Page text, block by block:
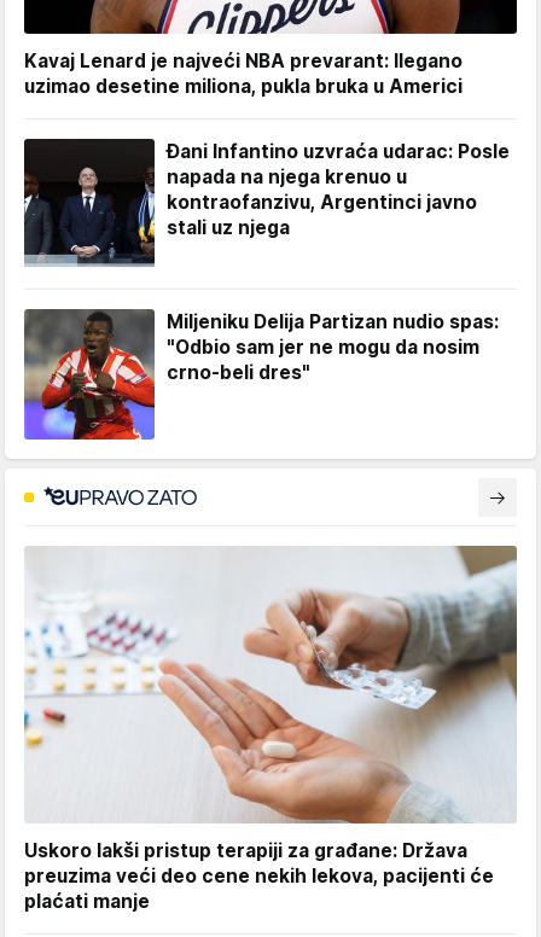
Kavaj Lenard je najveći NBA prevarant: Ilegano
uzimao desetine miliona, pukla bruka u Americi
Đani Infantino uzvraća udarac: Posle
napada na njega krenuo u
kontraofanzivu, Argentinci javno
stali uz njega
Miljeniku Delija Partizan nudio spas:
"Odbio sam jer ne mogu da nosim
crno-beli dres"
Uskoro lakši pristup terapiji za građane: Država
preuzima veći deo cene nekih lekova, pacijenti će
plaćati manje